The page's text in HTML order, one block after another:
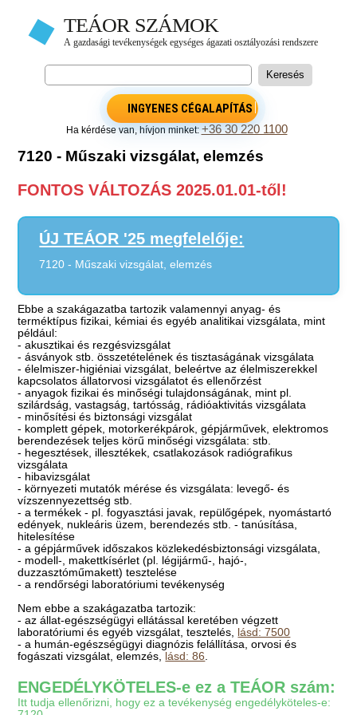
INGYENES CÉGALAPÍTÁS
Ha kérdése van, hívjon minket:+36 30 220 1100
7120 - Műszaki vizsgálat, elemzés
FONTOS VÁLTOZÁS 2025.01.01-től!
ÚJ TEÁOR '25 megfelelője:
7120 - Műszaki vizsgálat, elemzés
Ebbe a szakágazatba tartozik valamennyi anyag- és
terméktípus fizikai, kémiai és egyéb analitikai vizsgálata, mint
például:
- akusztikai és rezgésvizsgálat
- ásványok stb. összetételének és tisztaságának vizsgálata
- élelmiszer-higiéniai vizsgálat, beleértve az élelmiszerekkel
kapcsolatos állatorvosi vizsgálatot és ellenőrzést
- anyagok fizikai és minőségi tulajdonságának, mint pl.
szilárdság, vastagság, tartósság, rádióaktivitás vizsgálata
- minősítési és biztonsági vizsgálat
- komplett gépek, motorkerékpárok, gépjárművek, elektromos
berendezések teljes körű minőségi vizsgálata: stb.
- hegesztések, illesztékek, csatlakozások radiógrafikus
vizsgálata
- hibavizsgálat
- környezeti mutatók mérése és vizsgálata: levegő- és
vízszennyezettség stb.
- a termékek - pl. fogyasztási javak, repülőgépek, nyomástartó
edények, nukleáris üzem, berendezés stb. - tanúsítása,
hitelesítése
- a gépjárművek időszakos közlekedésbiztonsági vizsgálata,
- modell-, makettkísérlet (pl. légijármű-, hajó-,
duzzasztóműmakett) tesztelése
- a rendőrségi laboratóriumi tevékenység
Nem ebbe a szakágazatba tartozik:
- az állat-egészségügyi ellátással keretében végzett
laboratóriumi és egyéb vizsgálat, tesztelés, lásd: 7500
- a humán-egészségügyi diagnózis felállítása, orvosi és
fogászati vizsgálat, elemzés, lásd: 86
ENGEDÉLYKÖTELES-e ez a TEÁOR szám:
Itt tudja ellenőrizni, hogy ez a tevékenység engedélyköteles-e: